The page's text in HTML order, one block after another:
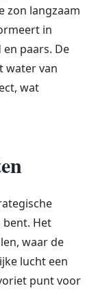
zon langzaam
in
paars. De
water van
wat
Het
waar de
lucht een
punt voor